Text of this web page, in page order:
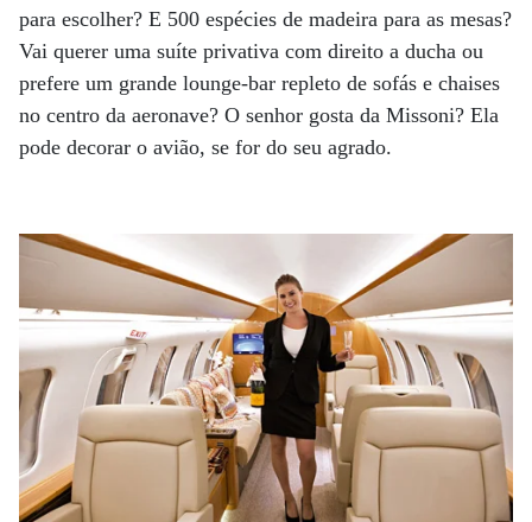
para escolher? E 500 espécies de madeira para as mesas?
Vai querer uma suíte privativa com direito a ducha ou
prefere um grande lounge-bar repleto de sofás e chaises
no centro da aeronave? O senhor gosta da Missoni? Ela
pode decorar o avião, se for do seu agrado.